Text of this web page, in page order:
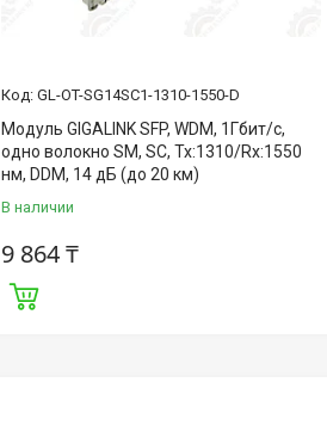
GL-OT-SG14SC1-1310-1550-D
Модуль GIGALINK SFP, WDM, 1Гбит/c,
одно волокно SM, SC, Tx:1310/Rx:1550
нм, DDM, 14 дБ (до 20 км)
В наличии
9 864 ₸